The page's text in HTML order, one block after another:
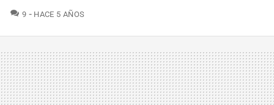
9 COMENTARIOS
HACE 5 AÑOS